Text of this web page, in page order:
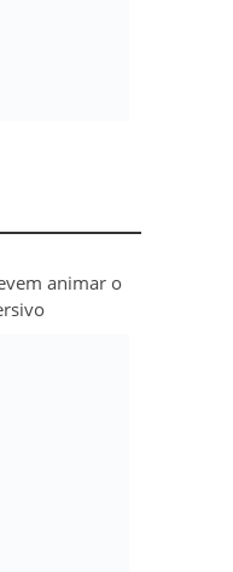
animar o
Persivo